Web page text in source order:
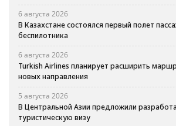
6 августа 2026
В Казахстане состоялся первый полет
беспилотника
6 августа 2026
Turkish Airlines планирует расширить
новых направления
5 августа 2026
В Центральной Азии предложили
туристическую визу